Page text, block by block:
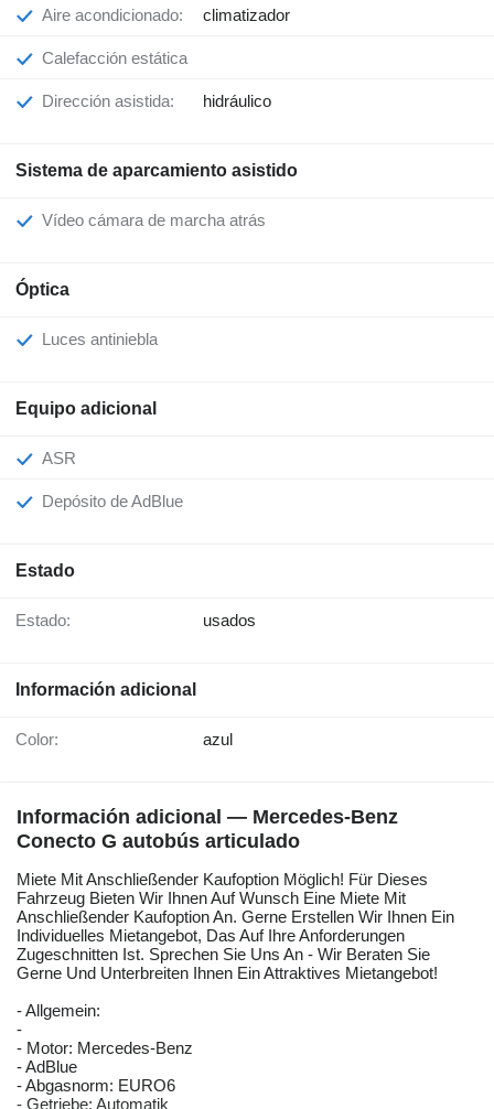
Aire acondicionado: climatizador
Calefacción estática
Dirección asistida: hidráulico
Sistema de aparcamiento asistido
Vídeo cámara de marcha atrás
Óptica
Luces antiniebla
Equipo adicional
ASR
Depósito de AdBlue
Estado
Estado: usados
Información adicional
Color: azul
Información adicional — Mercedes-Benz
Conecto G autobús articulado
Miete Mit Anschließender Kaufoption Möglich! Für Dieses
Fahrzeug Bieten Wir Ihnen Auf Wunsch Eine Miete Mit
Anschließender Kaufoption An. Gerne Erstellen Wir Ihnen Ein
Individuelles Mietangebot, Das Auf Ihre Anforderungen
Zugeschnitten Ist. Sprechen Sie Uns An - Wir Beraten Sie
Gerne Und Unterbreiten Ihnen Ein Attraktives Mietangebot!
- Allgemein:
-
- Motor: Mercedes-Benz
- AdBlue
- Abgasnorm: EURO6
- Getriebe: Automatik